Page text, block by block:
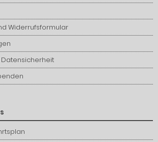
Widerrufsformular